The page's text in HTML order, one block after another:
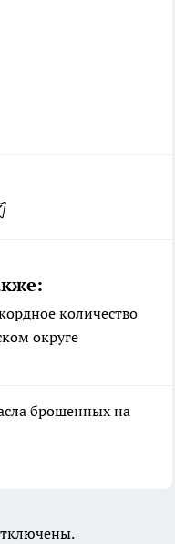
количество
округе
брошенных на